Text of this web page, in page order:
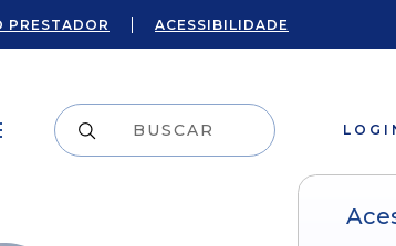
PRESTADOR ACESSIBILIDADE